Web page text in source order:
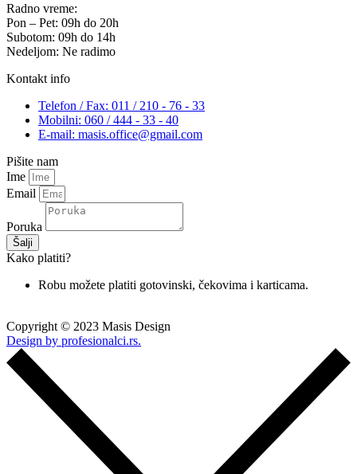
Radno vreme:
Pon – Pet: 09h do 20h
Subotom: 09h do 14h
Nedeljom: Ne radimo
Kontakt info
Telefon / Fax: 011 / 210 - 76 - 33
Mobilni: 060 / 444 - 33 - 40
E-mail: masis.office@gmail.com
Pišite nam
Ime
Email
Poruka
Šalji
Kako platiti?
Robu možete platiti gotovinski, čekovima i karticama.
Copyright © 2023 Masis Design
Design by profesionalci.rs.